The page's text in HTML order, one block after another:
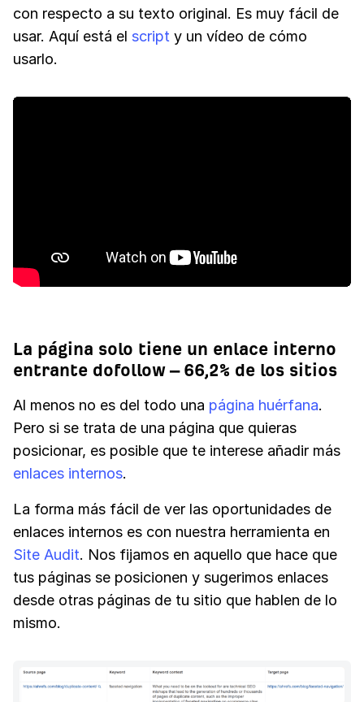
con respecto a su texto original. Es muy fácil de
usar. Aquí está el script y un vídeo de cómo
usarlo.
La página solo tiene un enlace interno
entrante dofollow – 66,2% de los sitios
Al menos no es del todo una página huérfana.
Pero si se trata de una página que quieras
posicionar, es posible que te interese añadir más
enlaces internos.
La forma más fácil de ver las oportunidades de
enlaces internos es con nuestra herramienta en
Site Audit. Nos fijamos en aquello que hace que
tus páginas se posicionen y sugerimos enlaces
desde otras páginas de tu sitio que hablen de lo
mismo.